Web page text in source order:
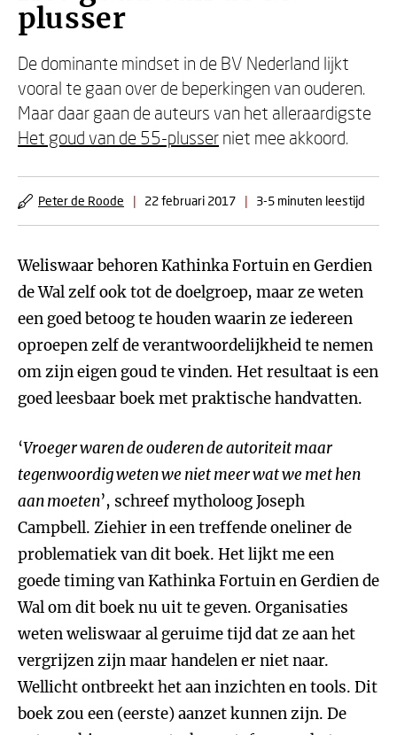
plusser
De dominante mindset in de BV Nederland lijkt
vooral te gaan over de beperkingen van ouderen.
Maar daar gaan de auteurs van het alleraardigste
Het goud van de 55-plusser niet mee akkoord.
Peter de Roode | 22 februari 2017 | 3-5 minuten leestijd
Weliswaar behoren Kathinka Fortuin en Gerdien
de Wal zelf ook tot de doelgroep, maar ze weten
een goed betoog te houden waarin ze iedereen
oproepen zelf de verantwoordelijkheid te nemen
om zijn eigen goud te vinden. Het resultaat is een
goed leesbaar boek met praktische handvatten.
‘Vroeger waren de ouderen de autoriteit maar
tegenwoordig weten we niet meer wat we met hen
aan moeten’, schreef mytholoog Joseph
Campbell. Ziehier in een treffende oneliner de
problematiek van dit boek. Het lijkt me een
goede timing van Kathinka Fortuin en Gerdien de
Wal om dit boek nu uit te geven. Organisaties
weten weliswaar al geruime tijd dat ze aan het
vergrijzen zijn maar handelen er niet naar.
Wellicht ontbreekt het aan inzichten en tools. Dit
boek zou een (eerste) aanzet kunnen zijn. De